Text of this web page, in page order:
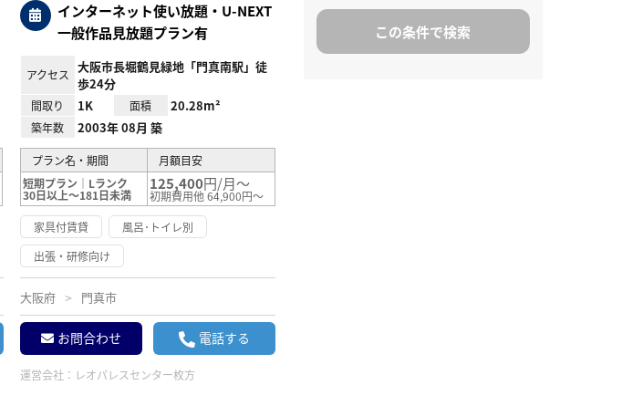
インターネット使い放題・U-NEXT
一般作品見放題プラン有
アクセス
大阪市長堀鶴見緑地「門真南駅」徒
歩24分
間取り 1K 面積 20.28m²
築年数 2003年 08月 築
プラン名・期間
月額目安
短期プラン｜Lランク
30日以上～181日未満
125,400円/月～
初期費用他 64,900円～
家具付賃貸
風呂･トイレ別
出張・研修向け
大阪府 門真市
お問合わせ 電話する
運営会社： レオパレスセンター枚方